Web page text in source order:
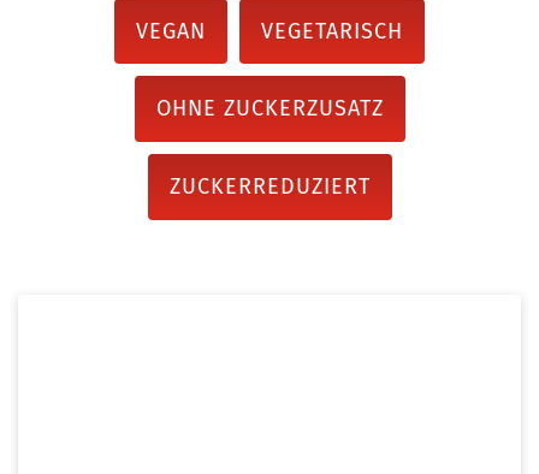
VEGAN VEGETARISCH
OHNE ZUCKERZUSATZ
ZUCKERREDUZIERT